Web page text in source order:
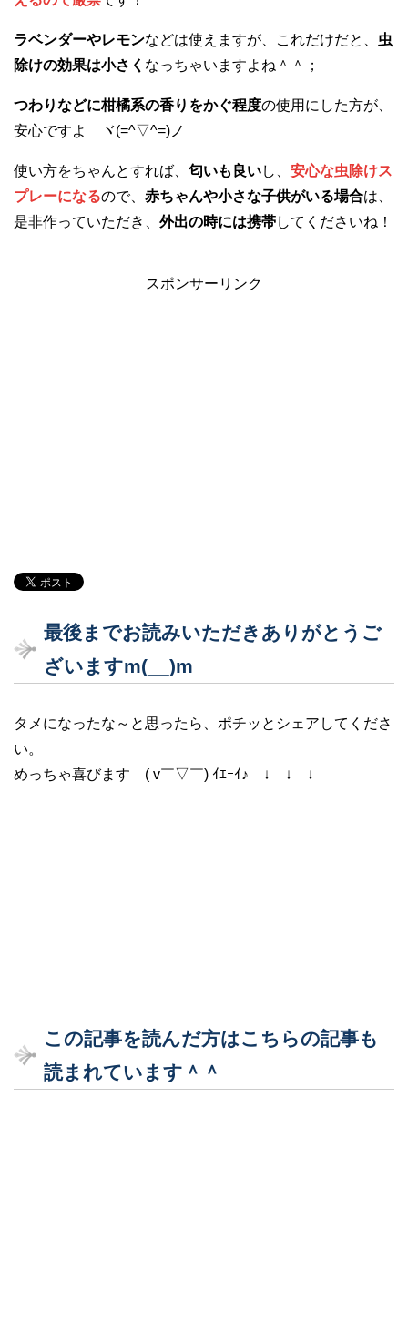
ラベンダーやレモンなどは使えますが、これだけだと、 虫
除けの効果は小さく なっちゃいますよね＾＾；
つわりなどに柑橘系の香りをかぐ程度の使用にした方が、
安心ですよ ヾ(=^▽^=)ノ
使い方をちゃんとすれば、 匂いも良いし、 安心な虫除けス
プレーになるので、 赤ちゃんや小さな子供がいる場合は、
是非作っていただき、 外出の時には携帯してくださいね！
スポンサーリンク
最後までお読みいただきありがとうご
ざいますm(__)m
タメになったな～と思ったら、ポチッとシェアしてくださ
い。
めっちゃ喜びます ( v￣▽￣) ｲｴｰｲ♪ ↓ ↓ ↓
この記事を読んだ方はこちらの記事も
読まれています＾＾